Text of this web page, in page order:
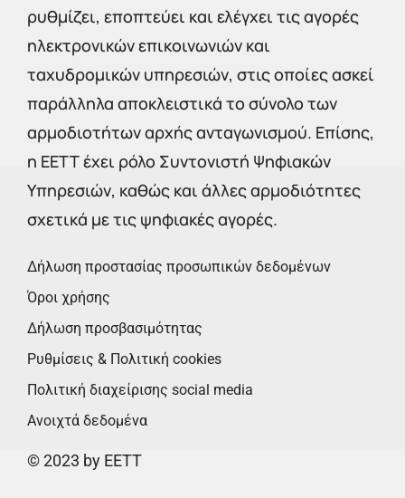
ρυθμίζει, εποπτεύει και ελέγχει τις αγορές
ηλεκτρονικών επικοινωνιών και
ταχυδρομικών υπηρεσιών, στις οποίες ασκεί
παράλληλα αποκλειστικά το σύνολο των
αρμοδιοτήτων αρχής ανταγωνισμού. Επίσης,
η ΕΕΤΤ έχει ρόλο Συντονιστή Ψηφιακών
Υπηρεσιών, καθώς και άλλες αρμοδιότητες
σχετικά με τις ψηφιακές αγορές.
Δήλωση προστασίας προσωπικών δεδομένων
Όροι χρήσης
Δήλωση προσβασιμότητας
Ρυθμίσεις & Πολιτική cookies
Πολιτική διαχείρισης social media
Ανοιχτά δεδομένα
© 2023 by EETT